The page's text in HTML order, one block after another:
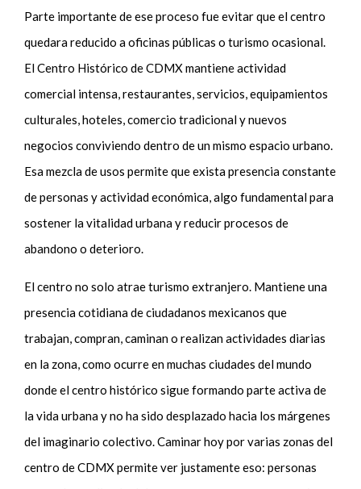
Parte importante de ese proceso fue evitar que el centro
quedara reducido a oficinas públicas o turismo ocasional.
El Centro Histórico de CDMX mantiene actividad
comercial intensa, restaurantes, servicios, equipamientos
culturales, hoteles, comercio tradicional y nuevos
negocios conviviendo dentro de un mismo espacio urbano.
Esa mezcla de usos permite que exista presencia constante
de personas y actividad económica, algo fundamental para
sostener la vitalidad urbana y reducir procesos de
abandono o deterioro.
El centro no solo atrae turismo extranjero. Mantiene una
presencia cotidiana de ciudadanos mexicanos que
trabajan, compran, caminan o realizan actividades diarias
en la zona, como ocurre en muchas ciudades del mundo
donde el centro histórico sigue formando parte activa de
la vida urbana y no ha sido desplazado hacia los márgenes
del imaginario colectivo. Caminar hoy por varias zonas del
centro de CDMX permite ver justamente eso: personas